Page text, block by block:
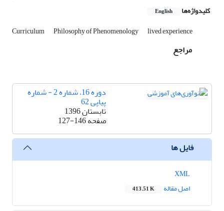
کلیدواژه‌ها English
Curriculum Philosophy of Phenomenology lived experience
مراجع
دوره 16، شماره 2 - شماره
پیاپی 62
تابستان 1396
صفحه127-146
فایل ها
اصل مقاله
413.51 K